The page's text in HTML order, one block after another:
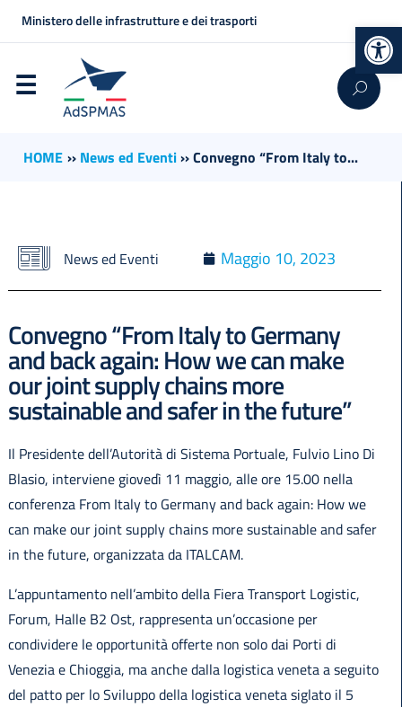
Ministero delle infrastrutture e dei trasporti
English
HOME ›› News ed Eventi››Convegno “From Italy to...
News ed Eventi Maggio 10, 2023
Convegno “From Italy to Germany
and back again: How we can make
our joint supply chains more
sustainable and safer in the future”
Il Presidente dell’Autorità di Sistema Portuale, Fulvio Lino Di
Blasio, interviene giovedì 11 maggio, alle ore 15.00 nella
conferenza From Italy to Germany and back again: How we
can make our joint supply chains more sustainable and safer
in the future, organizzata da ITALCAM.
L’appuntamento nell’ambito della Fiera Transport Logistic,
Forum, Halle B2 Ost, rappresenta un’occasione per
condividere le opportunità offerte non solo dai Porti di
Venezia e Chioggia, ma anche dalla logistica veneta a seguito
del patto per lo Sviluppo della logistica veneta siglato il 5